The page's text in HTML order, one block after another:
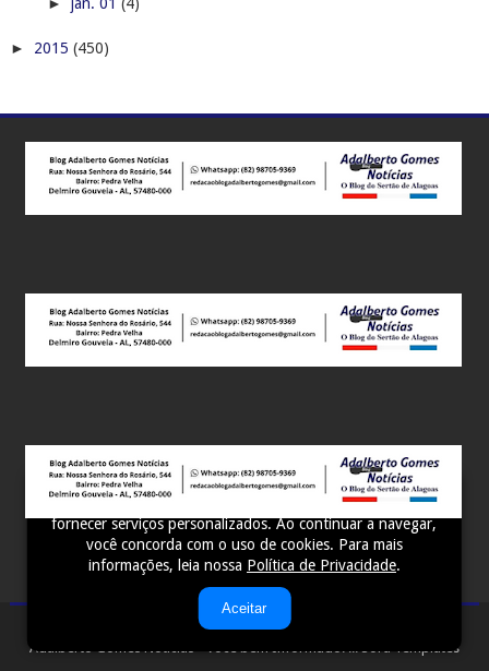
Este site utiliza cookies para melhorar sua experiência e
fornecer serviços personalizados. Ao continuar a navegar,
você concorda com o uso de cookies. Para mais
informações, leia nossa Política de Privacidade.
Aceitar
► 2015 (450)
Adalberto Gomes Notícias - Você bem Informado! ... Sora Templates